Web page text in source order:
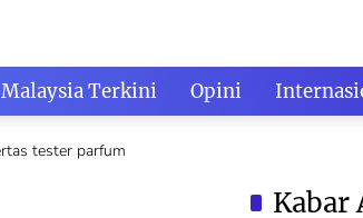
Malaysia Terkini Opini
Kabar